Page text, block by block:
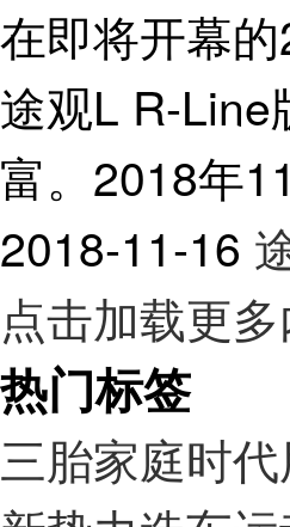
在即将开幕
途观L R-Line
富。2018年
2018-11-16
点击加载更
热门标签
三胎家庭时